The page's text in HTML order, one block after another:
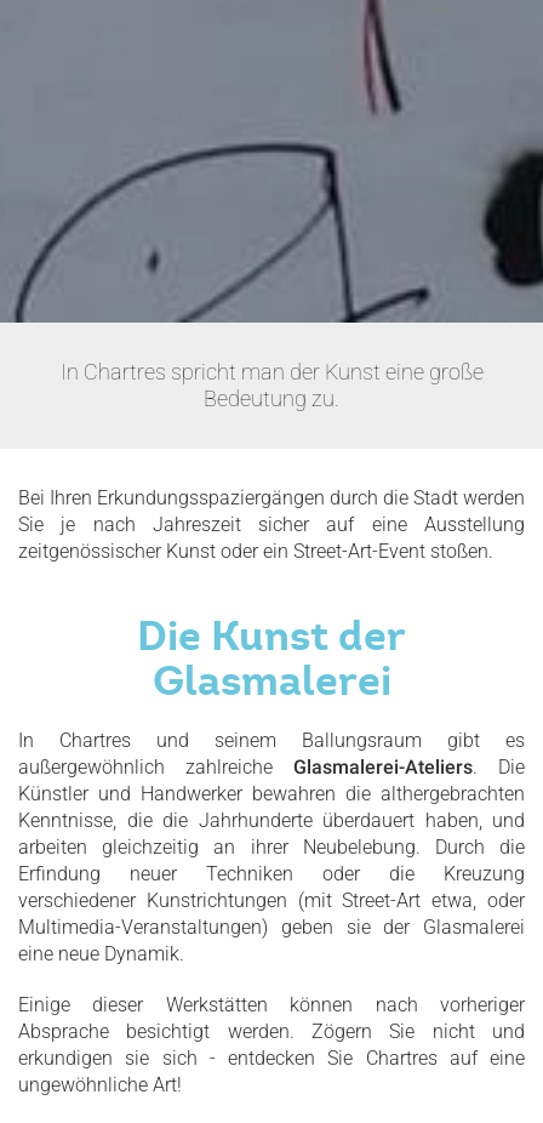
In Chartres spricht man der Kunst eine große
Bedeutung zu.
Bei Ihren Erkundungsspaziergängen durch die Stadt werden
Sie je nach Jahreszeit sicher auf eine Ausstellung
zeitgenössischer Kunst oder ein Street-Art-Event stoßen.
Die Kunst der
Glasmalerei
In Chartres und seinem Ballungsraum gibt es
außergewöhnlich zahlreiche Glasmalerei-Ateliers. Die
Künstler und Handwerker bewahren die althergebrachten
Kenntnisse, die die Jahrhunderte überdauert haben, und
arbeiten gleichzeitig an ihrer Neubelebung. Durch die
Erfindung neuer Techniken oder die Kreuzung
verschiedener Kunstrichtungen (mit Street-Art etwa, oder
Multimedia-Veranstaltungen) geben sie der Glasmalerei
eine neue Dynamik.
Einige dieser Werkstätten können nach vorheriger
Absprache besichtigt werden. Zögern Sie nicht und
erkundigen sie sich - entdecken Sie Chartres auf eine
ungewöhnliche Art!